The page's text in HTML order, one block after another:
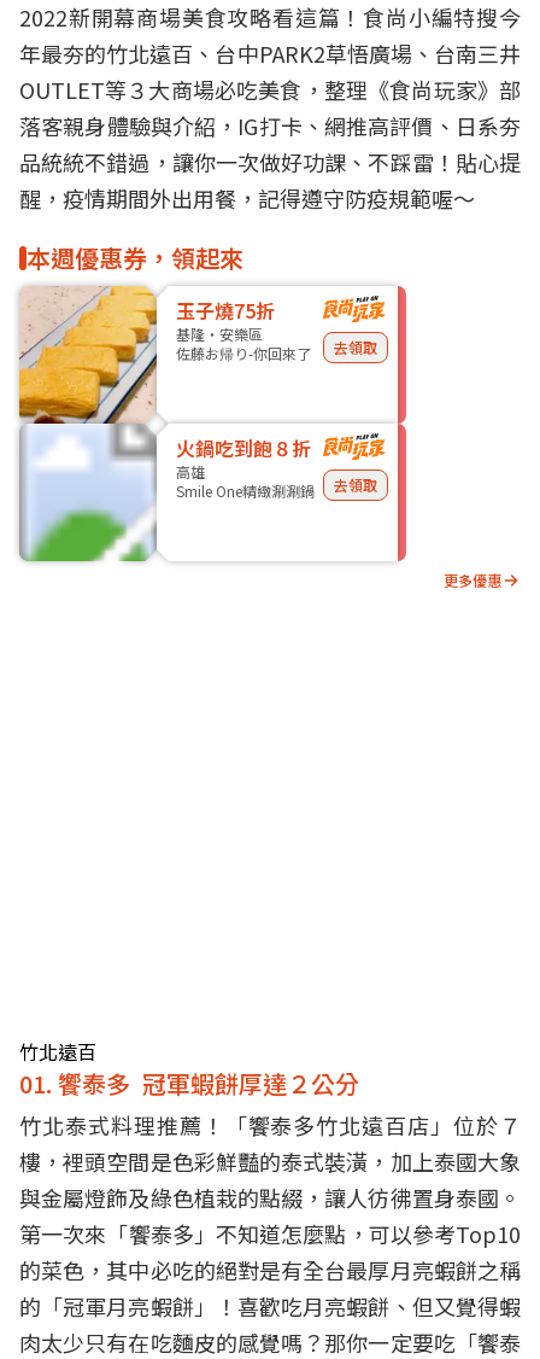
2022新開幕商場美食攻略看這篇！食尚小編特搜今
年最夯的竹北遠百 、 台中PARK2草悟廣場、 台南三井
OUTLET等３大商場必吃美食，整理《食尚玩家》部
落客親身體驗與介紹，IG打卡、網推高評價、日系夯
品統統不錯過，讓你一次做好功課、不踩雷！貼心提
醒，疫情期間外出用餐，記得遵守防疫規範喔～
本週優惠券，領起來
玉子燒75折
基隆・安樂區
佐藤お帰り-你回來了
去領取
火鍋吃到飽８折
高雄
Smile One精緻涮涮鍋
去領取
更多優惠
竹北遠百
01. 饗泰多 冠軍蝦餅厚達２公分
竹北泰式料理推薦！「饗泰多竹北遠百店」位於７
樓，裡頭空間是色彩鮮豔的泰式裝潢，加上泰國大象
與金屬燈飾及綠色植栽的點綴，讓人彷彿置身泰國。
第一次來「饗泰多」不知道怎麼點，可以參考Top10
的菜色，其中必吃的絕對是有全台最厚月亮蝦餅之稱
的「冠軍月亮蝦餅」！喜歡吃月亮蝦餅、但又覺得蝦
肉太少只有在吃麵皮的感覺嗎？那你一定要吃「饗泰